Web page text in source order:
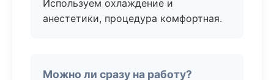
Используем охлаждение и
анестетики, процедура комфортная.
Можно ли сразу на работу?